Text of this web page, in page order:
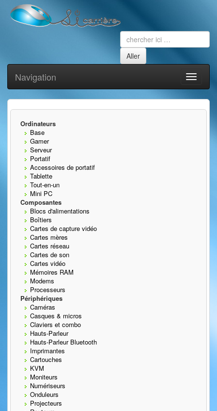
Toggle
Navigation
Ordinateurs
Base
Gamer
Serveur
Portatif
Accessoires de portatif
Tablette
Tout-en-un
Mini PC
Composantes
Blocs d'alimentations
Boîtiers
Cartes de capture vidéo
Cartes mères
Cartes réseau
Cartes de son
Cartes vidéo
Mémoires RAM
Modems
Processeurs
Périphériques
Caméras
Casques & micros
Claviers et combo
Hauts-Parleur
Hauts-Parleur Bluetooth
Imprimantes
Cartouches
KVM
Moniteurs
Numériseurs
Onduleurs
Projecteurs